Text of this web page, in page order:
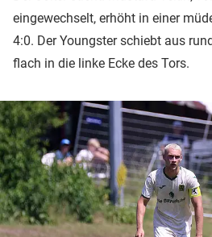
eingewechselt, erhöht in einer
4:0. Der Youngster schiebt aus
flach in die linke Ecke des Tors.